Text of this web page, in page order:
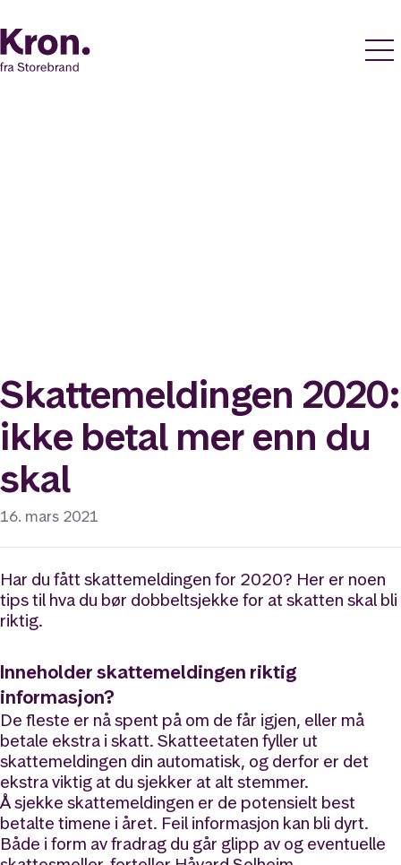
Skattemeldingen 2020:
ikke betal mer enn du
skal
16. mars 2021
Har du fått skattemeldingen for 2020? Her er noen
tips til hva du bør dobbeltsjekke for at skatten skal bli
riktig.
Inneholder skattemeldingen riktig
informasjon?
De fleste er nå spent på om de får igjen, eller må
betale ekstra i skatt. Skatteetaten fyller ut
skattemeldingen din automatisk, og derfor er det
ekstra viktig at du sjekker at alt stemmer.
Å sjekke skattemeldingen er de potensielt best
betalte timene i året. Feil informasjon kan bli dyrt.
Både i form av fradrag du går glipp av og eventuelle